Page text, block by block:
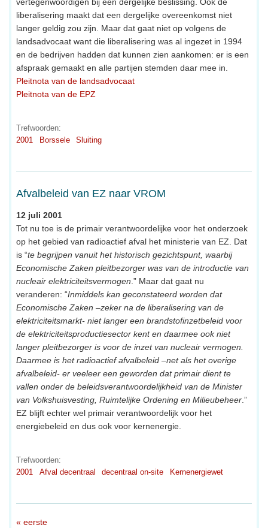
liberalisering maakt dat een dergelijke overeenkomst niet
langer geldig zou zijn. Maar dat gaat niet op volgens de
landsadvocaat want die liberalisering was al ingezet in 1994
en de bedrijven hadden dat kunnen zien aankomen: er is een
afspraak gemaakt en alle partijen stemden daar mee in.
Pleitnota van de landsadvocaat
Pleitnota van de EPZ
Trefwoorden:
2001
Borssele Sluiting
Afvalbeleid van EZ naar VROM
12 juli 2001
Tot nu toe is de primair verantwoordelijke voor het onderzoek
op het gebied van radioactief afval het ministerie van EZ. Dat
is “te begrijpen vanuit het historisch gezichtspunt, waarbij
Economische Zaken pleitbezorger was van de introductie van
nucleair elektriciteitsvermogen .” Maar dat gaat nu
veranderen: “Inmiddels kan geconstateerd worden dat
Economische Zaken –zeker na de liberalisering van de
elektriciteitsmarkt- niet langer een brandstofinzetbeleid voor
de elektriciteitsproductiesector kent en daarmee ook niet
langer pleitbezorger is voor de inzet van nucleair vermogen.
Daarmee is het radioactief afvalbeleid –net als het overige
afvalbeleid- er veeleer een geworden dat primair dient te
vallen onder de beleidsverantwoordelijkheid van de Minister
van Volkshuisvesting, Ruimtelijke Ordening en Milieubeheer .”
EZ blijft echter wel primair verantwoordelijk voor het
energiebeleid en dus ook voor kernenergie.
Trefwoorden:
2001
Afval decentraal decentraal on-site Kernenergiewet
« eerste